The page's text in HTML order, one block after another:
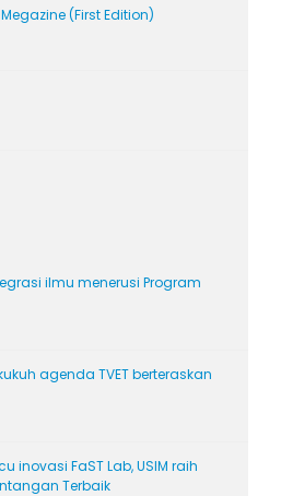
(First Edition)
ilmu menerusi Program
agenda TVET berteraskan
inovasi FaST Lab, USIM raih
Terbaik